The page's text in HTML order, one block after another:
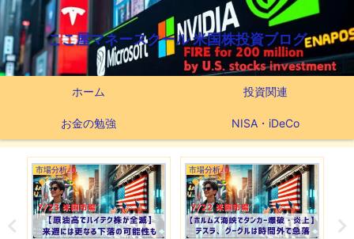
ここ屋マネースクール 米国株投資ブログ
ホーム 投資関連
お金の勉強 NISA・iDeCo
市場分析 市場分析